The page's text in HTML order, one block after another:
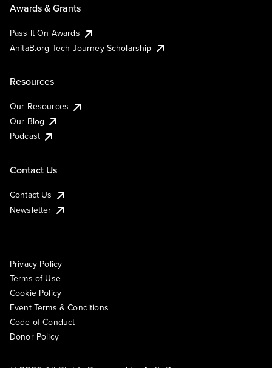
Awards & Grants
Pass It On Awards
AnitaB.org Tech Journey Scholarship
Resources
Our Resources
Our Blog
Podcast
Contact Us
Contact Us
Newsletter
Privacy Policy
Terms of Use
Cookie Policy
Event Terms & Conditions
Code of Conduct
Donor Policy